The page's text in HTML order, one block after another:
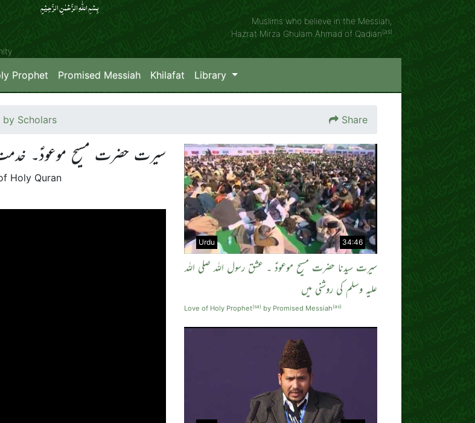
بِسۡمِ اللّٰہِ الرَّحۡمٰنِ الرَّحِیۡمِِ
Muslims who believe in the Messiah,
Hazrat Mirza Ghulam Ahmad of Qadian(as)
Prophet Promised Messiah Khilafat Library
by Scholars Share
سیرت حضرت مسیح موعودؑ۔
Holy Quran
34:46
Urdu
سیرت سیدنا حضرت مسیح موعودؑ ۔ عشق رسول اللہ صلی اللہ
علیہ وسلم کی روشنی میں
Love of Holy Prophet(sa) by Promised Messiah (as)